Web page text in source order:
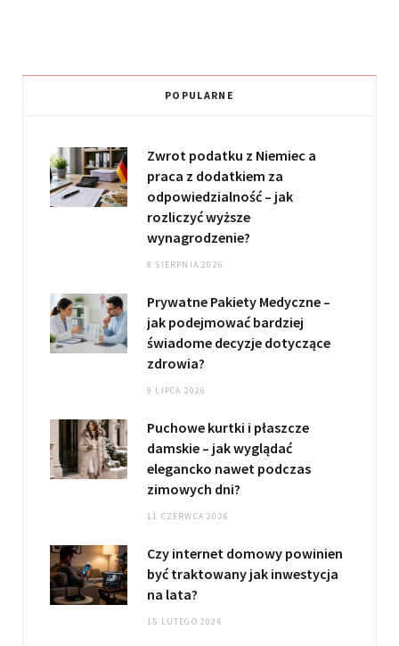
POPULARNE
Zwrot podatku z Niemiec a
praca z dodatkiem za
odpowiedzialność – jak
rozliczyć wyższe
wynagrodzenie?
8 SIERPNIA 2026
Prywatne Pakiety Medyczne –
jak podejmować bardziej
świadome decyzje dotyczące
zdrowia?
9 LIPCA 2026
Puchowe kurtki i płaszcze
damskie – jak wyglądać
elegancko nawet podczas
zimowych dni?
11 CZERWCA 2026
Czy internet domowy powinien
być traktowany jak inwestycja
na lata?
15 LUTEGO 2026